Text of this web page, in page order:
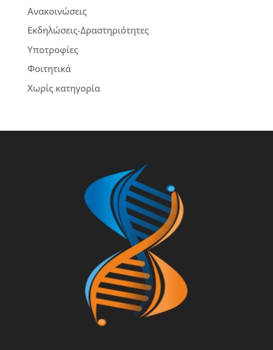
Ανακοινώσεις
Εκδηλώσεις-Δραστηριότητες
Υποτροφίες
Φοιτητικά
Χωρίς κατηγορία